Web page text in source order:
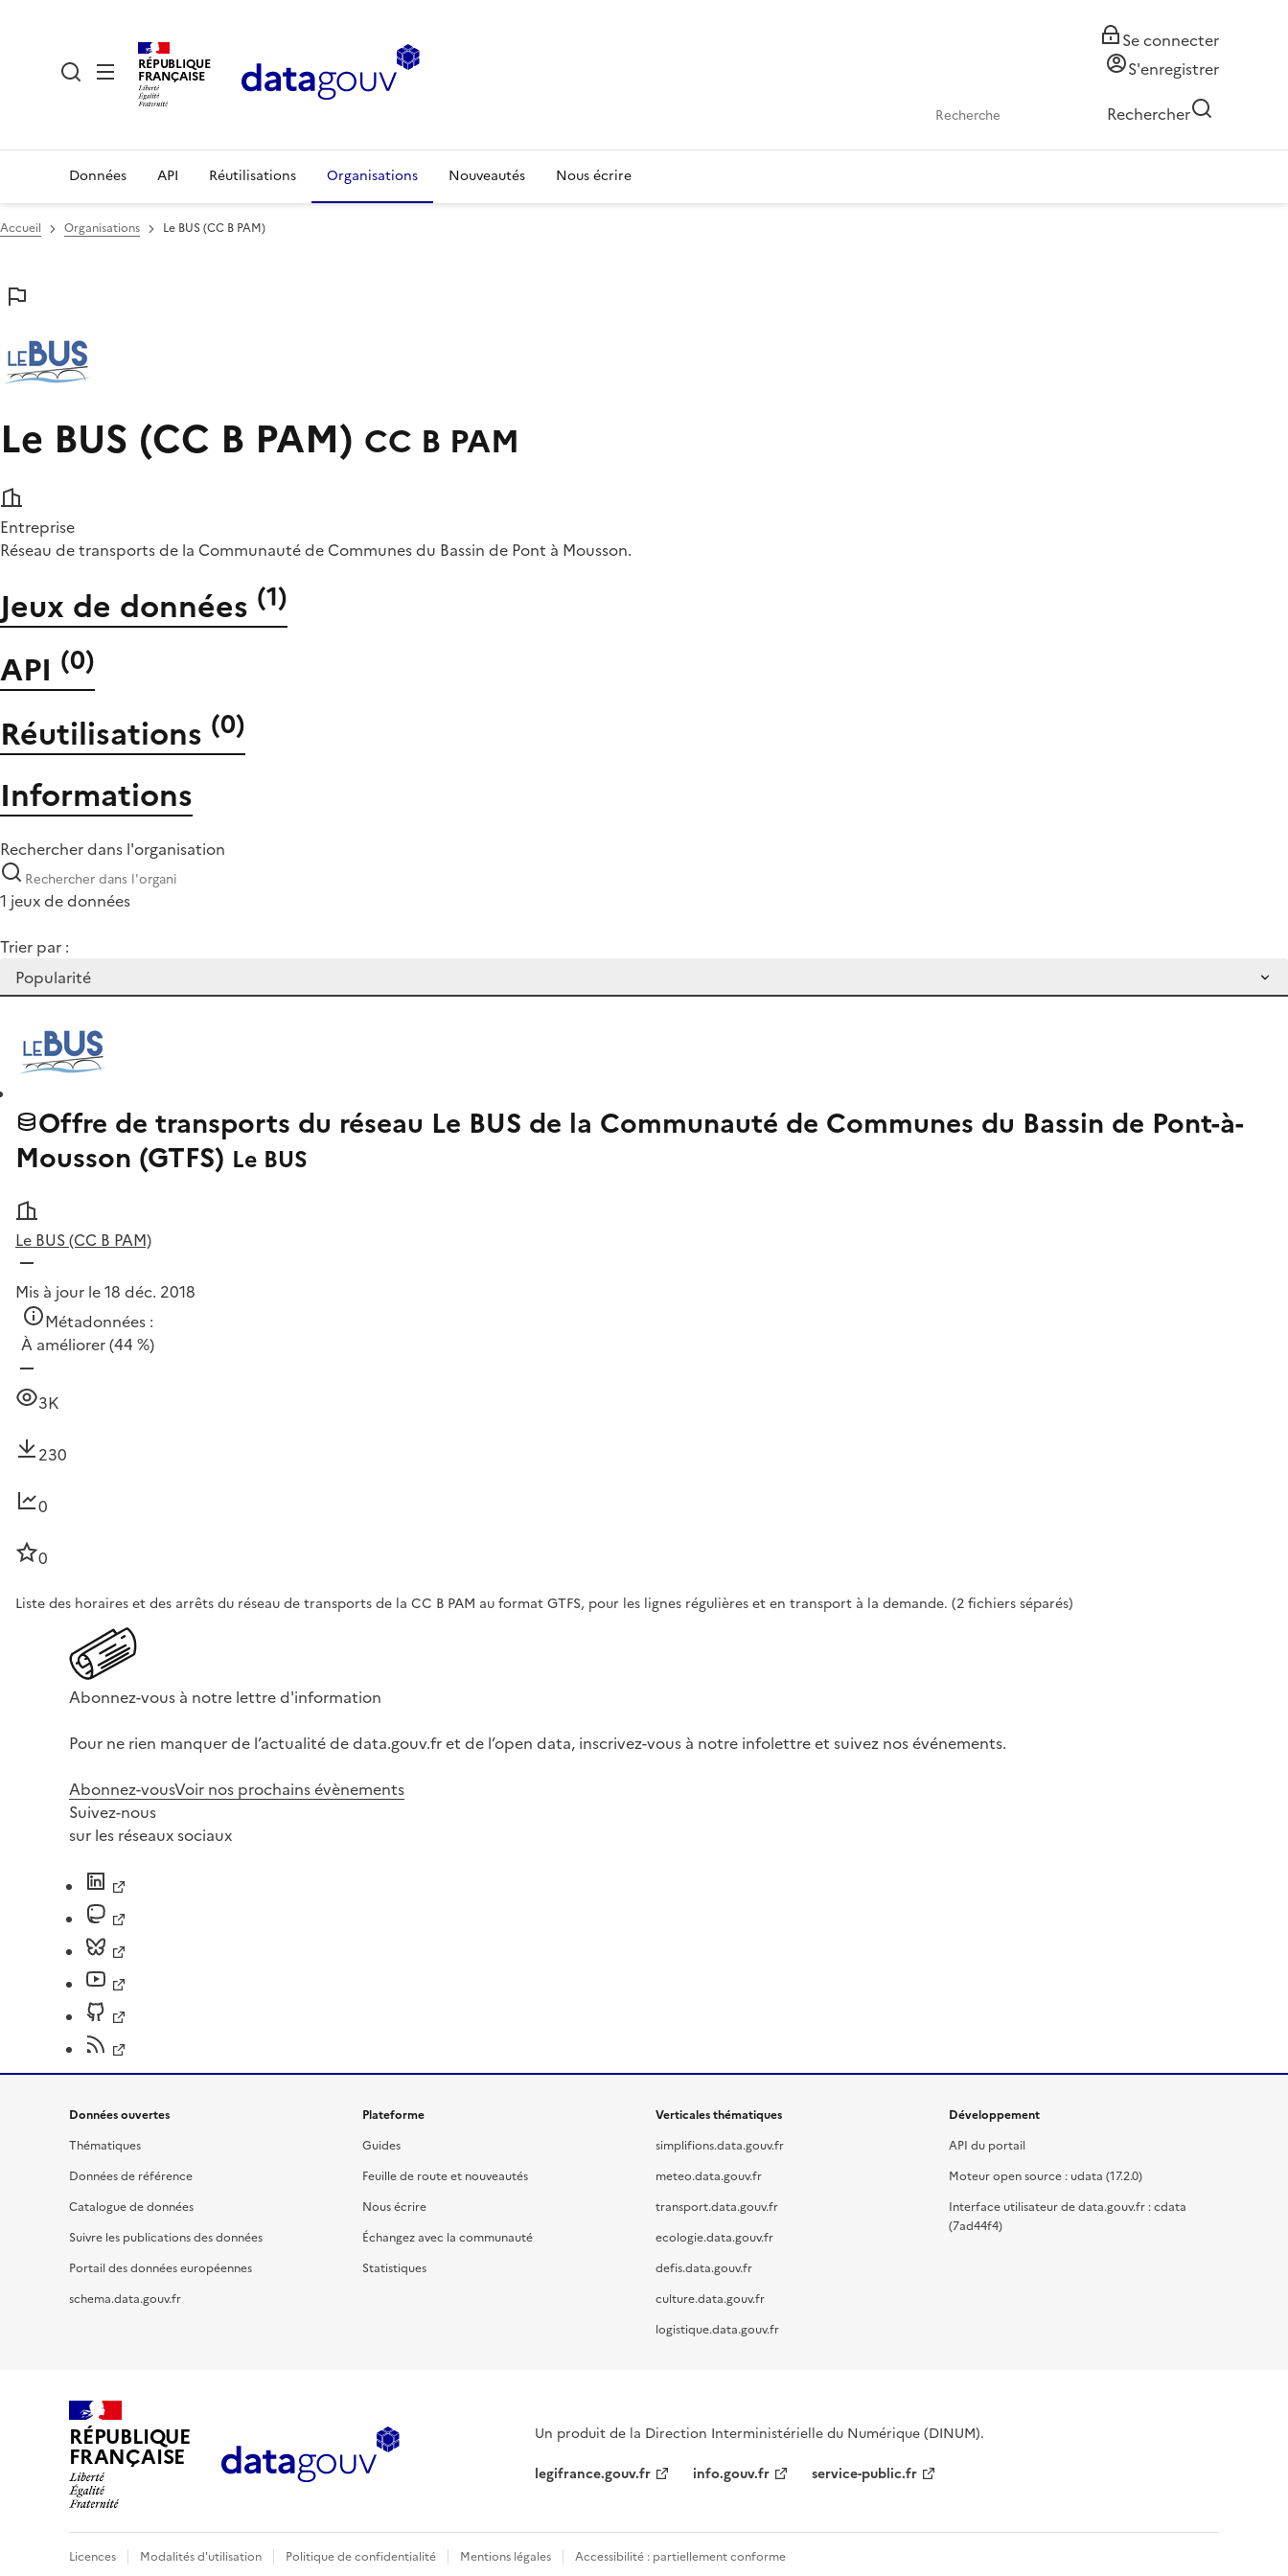
RÉPUBLIQUE
FRANÇAISE
Se connecter
S'enregistrer
Rechercher
Données API Réutilisations Organisations Nouveautés Nous écrire
Accueil Organisations Le BUS (CC B PAM)
Le BUS (CC B PAM) CC B PAM
Entreprise
Réseau de transports de la Communauté de Communes du Bassin de Pont à Mousson.
Jeux de données (1)
API (0)
Réutilisations (0)
Informations
Rechercher dans l'organisation
1 jeux de données
Trier par :
Offre de transports du réseau Le BUS de la Communauté de Communes du Bassin de Pont-à-
Mousson (GTFS) Le BUS
Le BUS (CC B PAM)
Mis à jour le 18 déc. 2018
Métadonnées :
À améliorer(44 %)
3K
230
0
0
Liste des horaires et des arrêts du réseau de transports de la CC B PAM au format GTFS, pour les lignes régulières et en transport à la demande. (2 fichiers séparés)
Abonnez-vous à notre lettre d'information
Pour ne rien manquer de l’actualité de data.gouv.fr et de l’open data, inscrivez-vous à notre infolettre et suivez nos événements.
Abonnez-vousVoir nos prochains évènements
Suivez-nous
sur les réseaux sociaux
Données ouvertes
Thématiques
Données de référence
Catalogue de données
Suivre les publications des données
Portail des données européennes
schema.data.gouv.fr
Plateforme
Guides
Feuille de route et nouveautés
Nous écrire
Échangez avec la communauté
Statistiques
Verticales thématiques
simplifions.data.gouv.fr
meteo.data.gouv.fr
transport.data.gouv.fr
ecologie.data.gouv.fr
defis.data.gouv.fr
culture.data.gouv.fr
logistique.data.gouv.fr
Développement
API du portail
Moteur open source : udata (17.2.0)
Interface utilisateur de data.gouv.fr : cdata
(7ad44f4)
RÉPUBLIQUE
FRANÇAISE
Un produit de la Direction Interministérielle du Numérique (DINUM).
legifrance.gouv.fr
info.gouv.fr service-public.fr
Licences Modalités d'utilisation Politique de confidentialité Mentions légales Accessibilité : partiellement conforme